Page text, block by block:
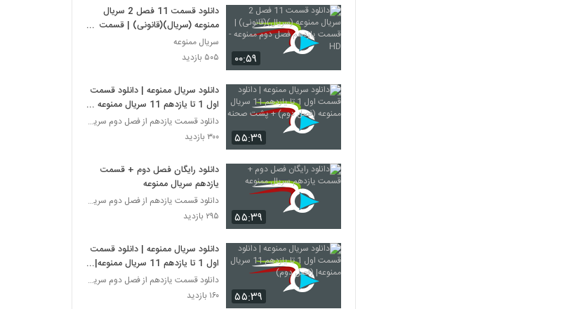
۰۰:۵۹
دانلود قسمت 11 فصل 2 سریال
ممنوعه (سریال)(قانونی) | قسمت
یازدهم فصل دوم ممنوعه -HD
سریال ممنوعه
۵۰۵ بازدید
۵۵:۳۹
دانلود سریال ممنوعه | دانلود قسمت
اول 1 تا یازدهم 11 سریال ممنوعه
(فصل دوم) + پشت صحنه
دانلود قسمت یازدهم از فصل دوم سریال ممنوعه
۳۰۰ بازدید
۵۵:۳۹
دانلود رایگان فصل دوم + قسمت
یازدهم سریال ممنوعه
دانلود قسمت یازدهم از فصل دوم سریال ممنوعه
۲۹۵ بازدید
۵۵:۳۹
دانلود سریال ممنوعه | دانلود قسمت
اول 1 تا یازدهم 11 سریال ممنوعه|
(فصل دوم)
دانلود قسمت یازدهم از فصل دوم سریال ممنوعه
۱۶۰ بازدید